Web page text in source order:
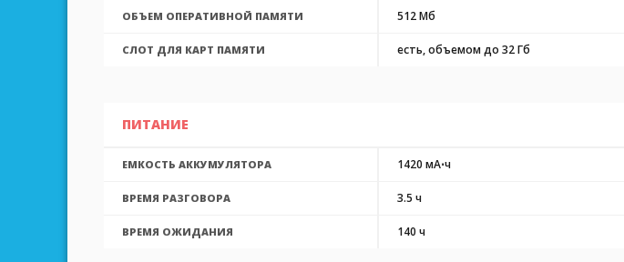
ОБЪЕМ ОПЕРАТИВНОЙ ПАМЯТИ 512 Мб
СЛОТ ДЛЯ КАРТ ПАМЯТИ есть, объемом до 32 Гб
ПИТАНИЕ
ЕМКОСТЬ АККУМУЛЯТОРА 1420 мА⋅ч
ВРЕМЯ РАЗГОВОРА 3.5 ч
ВРЕМЯ ОЖИДАНИЯ 140 ч